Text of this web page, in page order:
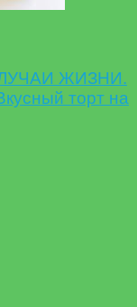
ЖИЗНИ.
торт на